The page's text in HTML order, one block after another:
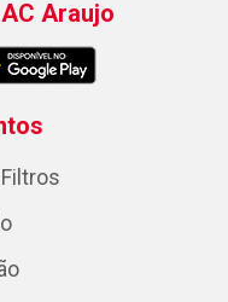
Araujo